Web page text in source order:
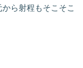
ら射程もそこそこ